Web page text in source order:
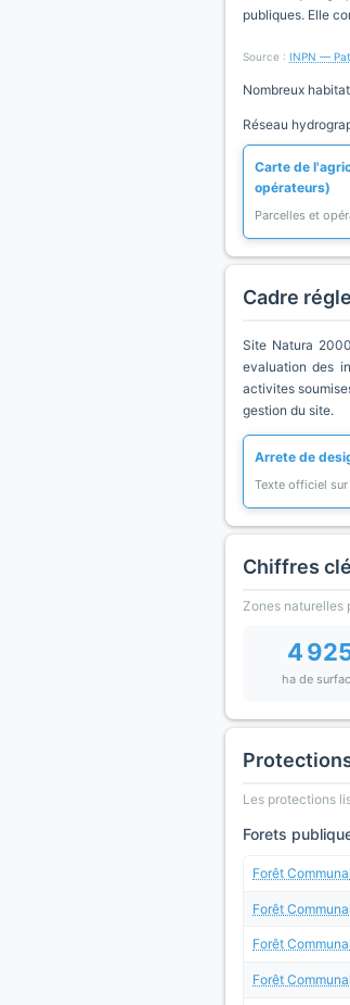
publiques. Elle
Source : INPN —
Nombreux
Réseau
Carte de
opérateurs)
Parcelles et
Cadre
Site Natura
evaluation des
activites
gestion du site.
Arrete de
Texte officiel
Chiffres
Zones naturelles
4
ha de
Les protections
Forets
Forêt
Forêt
Forêt
Forêt